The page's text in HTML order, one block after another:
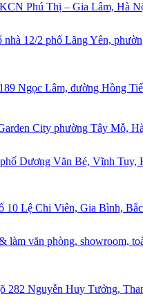
Phú Thị – Gia Lâm, Hà
nhà 12/2 phố Lãng Yên,
Ngọc Lâm, đường Hồng
City phường Tây Mỗ,
Dương Văn Bé, Vĩnh Tuy,
10 Lệ Chi Viên, Gia Bình,
văn phòng, showroom,
282 Nguyễn Huy Tưởng,